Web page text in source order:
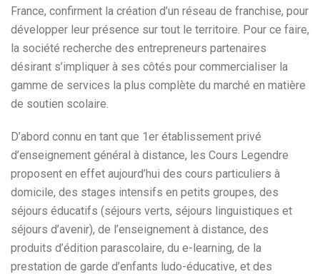
France, confirment la création d’un réseau de franchise, pour
développer leur présence sur tout le territoire. Pour ce faire,
la société recherche des entrepreneurs partenaires
désirant s’impliquer à ses côtés pour commercialiser la
gamme de services la plus complète du marché en matière
de soutien scolaire.
D’abord connu en tant que 1er établissement privé
d’enseignement général à distance, les Cours Legendre
proposent en effet aujourd’hui des cours particuliers à
domicile, des stages intensifs en petits groupes, des
séjours éducatifs (séjours verts, séjours linguistiques et
séjours d’avenir), de l’enseignement à distance, des
produits d’édition parascolaire, du e-learning, de la
prestation de garde d’enfants ludo-éducative, et des